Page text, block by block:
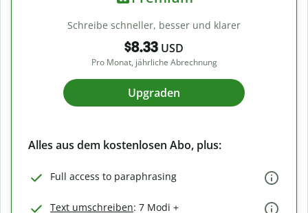
Schreibe schneller, besser und klarer
$8.33 USD
Pro Monat, jährliche Abrechnung
Upgraden
Alles aus dem kostenlosen Abo, plus:
Full access to paraphrasing
Text umschreiben: 7 Modi +